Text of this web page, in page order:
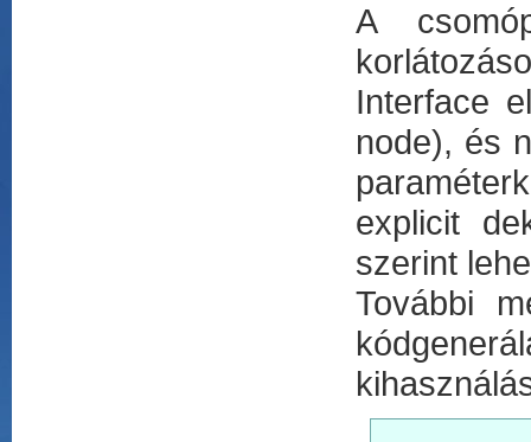
A
Interface
node), és
explicit
szerint
További